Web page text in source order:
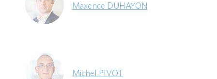
Maxence DUHAYON
Michel PIVOT